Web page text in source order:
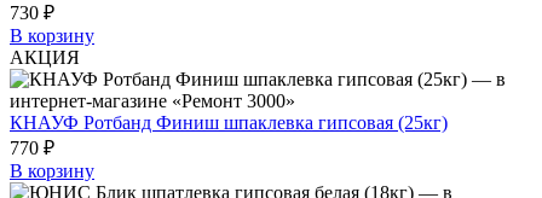
730 ₽
В корзину
АКЦИЯ
КНАУФ Ротбанд Финиш шпаклевка гипсовая (25кг)
770 ₽
В корзину